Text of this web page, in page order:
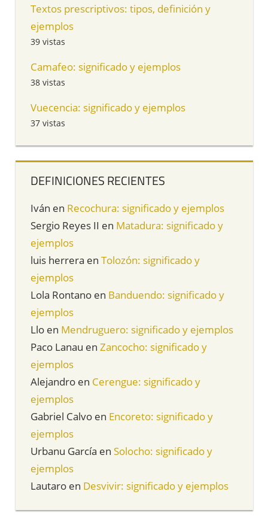
Textos prescriptivos: tipos, definición y
ejemplos
39 vistas
Camafeo: significado y ejemplos
38 vistas
Vuecencia: significado y ejemplos
37 vistas
DEFINICIONES RECIENTES
Iván en Recochura: significado y ejemplos
Sergio Reyes II en Matadura: significado y
ejemplos
luis herrera en Tolozón: significado y
ejemplos
Lola Rontano en Banduendo: significado y
ejemplos
Llo en Mendruguero: significado y ejemplos
Paco Lanau en Zancocho: significado y
ejemplos
Alejandro en Cerengue: significado y
ejemplos
Gabriel Calvo en Encoreto: significado y
ejemplos
Urbanu García en Solocho: significado y
ejemplos
Lautaro en Desvivir: significado y ejemplos